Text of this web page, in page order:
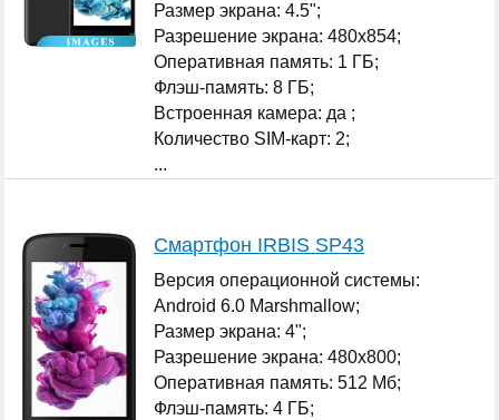
Размер экрана: 4.5";
Разрешение экрана: 480x854;
Оперативная память: 1 ГБ;
Флэш-память: 8 ГБ;
Встроенная камера: да ;
Количество SIM-карт: 2;
...
Смартфон IRBIS SP43
Версия операционной системы:
Android 6.0 Marshmallow;
Размер экрана: 4";
Разрешение экрана: 480x800;
Оперативная память: 512 Мб;
Флэш-память: 4 ГБ;